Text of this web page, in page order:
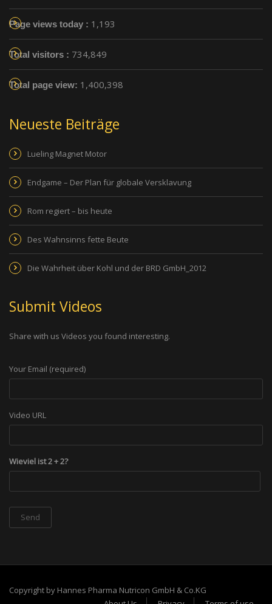
Page views today : 1,193
Total visitors : 734,849
Total page view: 1,400,398
Neueste Beiträge
Lueling Magnet Motor
Endgame – Der Plan für globale Versklavung
Rom regiert – bis heute
Des Wahnsinns fette Beute
Die Wahrheit über Kohl und der BRD GmbH_2012
Submit Videos
Share with us Videos you found interesting.
Your Email (required)
Video URL
Wieviel ist 2 + 2?
Copyright by Hannes Pharma Nutricon GmbH & Co.KG